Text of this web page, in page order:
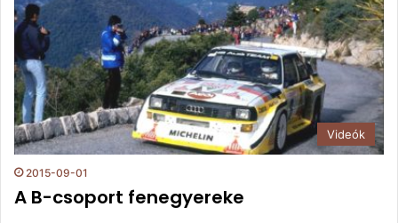
Videók
2015-09-01
A B-csoport fenegyereke